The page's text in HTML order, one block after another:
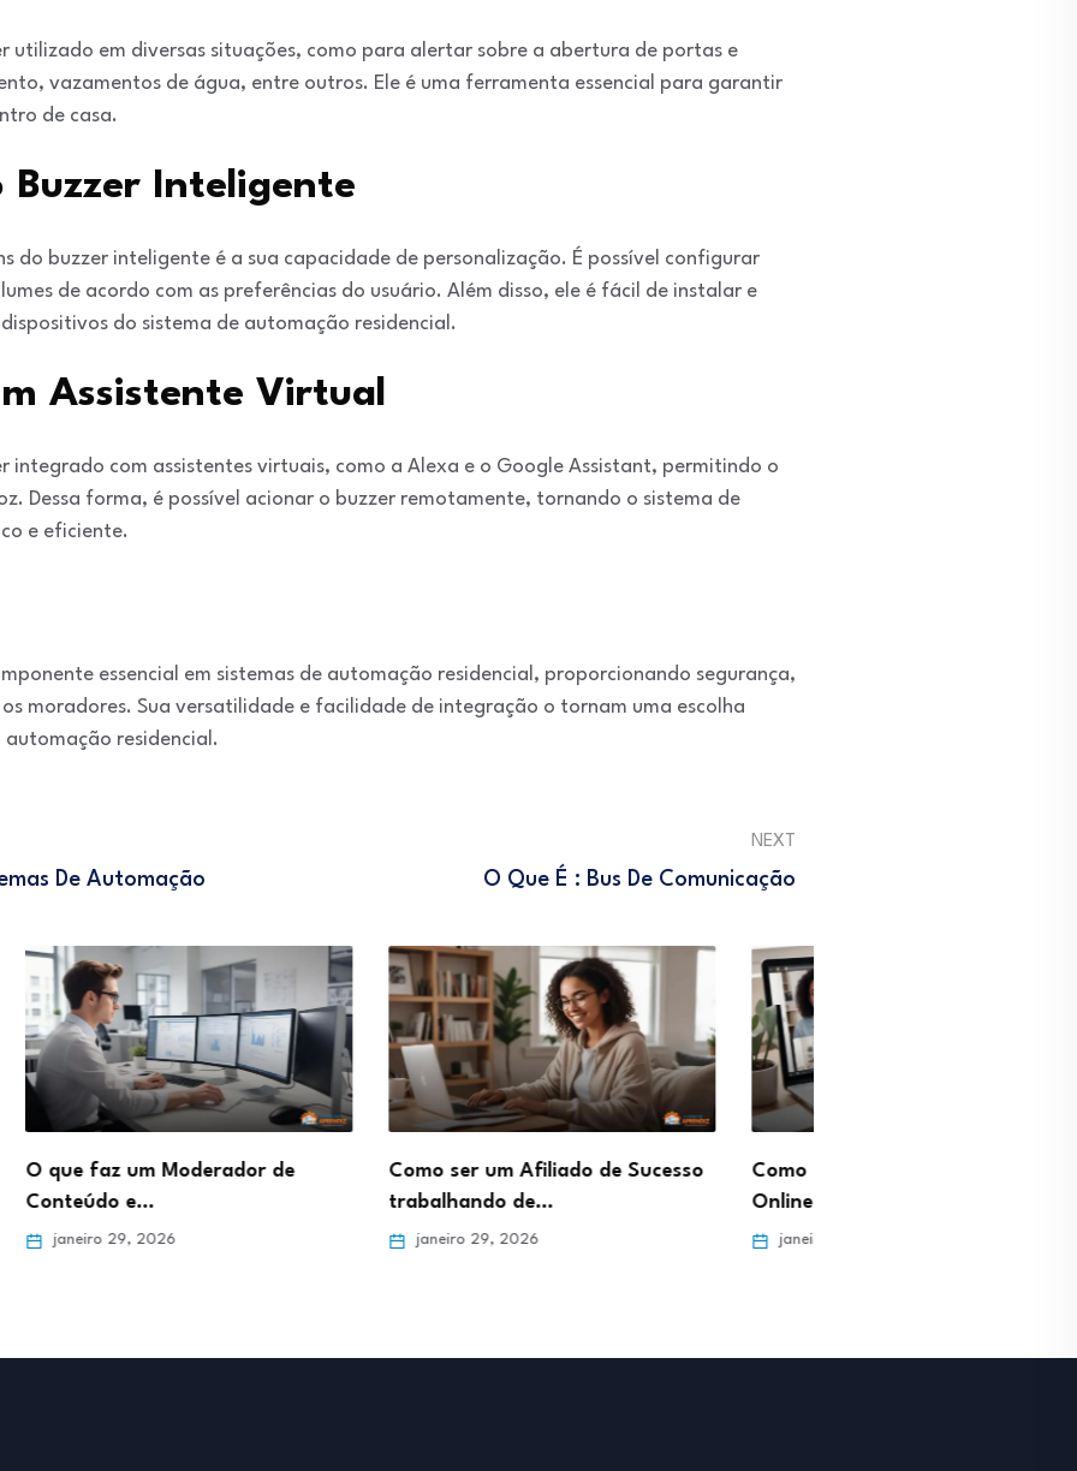
utilizado em diversas situações, como para alertar sobre a abertura de portas e
vazamentos de água, entre outros. Ele é uma ferramenta essencial para garantir
de casa.
Buzzer Inteligente
do buzzer inteligente é a sua capacidade de personalização. É possível configurar
de acordo com as preferências do usuário. Além disso, ele é fácil de instalar e
do sistema de automação residencial.
Assistente Virtual
integrado com assistentes virtuais, como a Alexa e o Google Assistant, permitindo o
Dessa forma, é possível acionar o buzzer remotamente, tornando o sistema de
e eficiente.
essencial em sistemas de automação residencial, proporcionando segurança,
moradores. Sua versatilidade e facilidade de integração o tornam uma escolha
residencial.
De Automação
NEXT
O Que É : Bus De Comunicação
Como ser um Afiliado de Sucesso
trabalhando de…
janeiro 29, 2026
Como dar Aulas Particulares
Online e viver do…
janeiro 29, 2026